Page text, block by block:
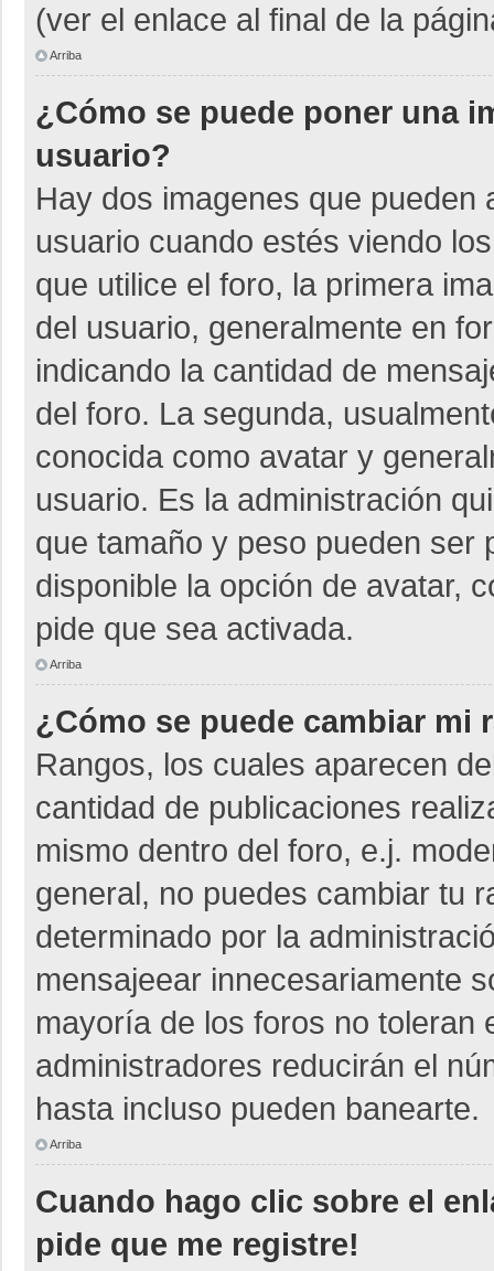
(ver el enlace al final de la
Arriba
¿Cómo se puede poner una
usuario?
Hay dos imagenes que
usuario cuando estés viendo
que utilice el foro, la primera
del usuario, generalmente en
indicando la cantidad de
del foro. La segunda,
conocida como avatar y
usuario. Es la administración
que tamaño y peso pueden ser
disponible la opción de avatar,
pide que sea activada.
Arriba
¿Cómo se puede cambiar mi
Rangos, los cuales aparecen
cantidad de publicaciones
mismo dentro del foro, e.j.
general, no puedes cambiar tu
determinado por la
mensajeear innecesariamente
mayoría de los foros no toleran
administradores reducirán el
hasta incluso pueden banearte.
Arriba
Cuando hago clic sobre el
pide que me registre!